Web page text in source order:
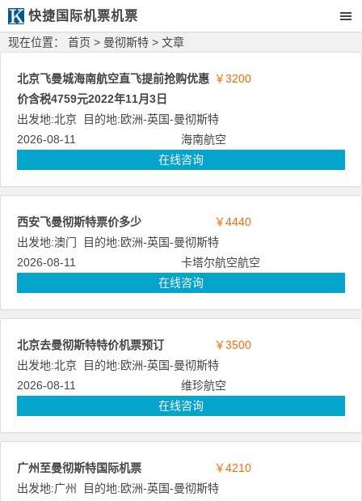
快捷国际机票机票
现在位置： 首页 > 曼彻斯特 > 文章
北京飞曼城海南航空直飞提前抢购优惠
价含税4759元2022年11月3日
￥3200
出发地:北京 目的地:欧洲-英国-曼彻斯特
2026-08-11
海南航空
在线咨询
西安飞曼彻斯特票价多少
￥4440
出发地:澳门 目的地:欧洲-英国-曼彻斯特
2026-08-11
卡塔尔航空航空
在线咨询
北京去曼彻斯特特价机票预订
￥3500
出发地:北京 目的地:欧洲-英国-曼彻斯特
2026-08-11
维珍航空
在线咨询
广州至曼彻斯特国际机票
￥4210
出发地:广州 目的地:欧洲-英国-曼彻斯特